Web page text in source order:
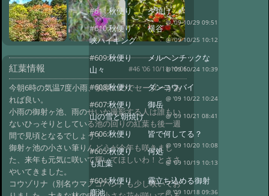
紅葉情報 #46 '06 10/11 10:06
今朝6時の気温7度小雨、肌寒いのでセーターがあ
れば良い。
小雨の御射ヶ池、雨のせいか撮影する人は誰もい
ないひっそりとしている池の回りの紅葉も後一週
間で見頃となるでしょう！
御射ヶ池の小さい筆りんどうが今年も咲きまし
た、来年も元気に咲いて輝いてほしいわ！とささ
やいてきました。
コウゾリナ（別名ウマノゴハン）も少し咲いてお
#611:秋便り 夕焼け
@ '09 10/29 09:51
#610:秋便り 横谷
峡ハイキング
@ '09 10/25 10:12
#609:秋便り メルヘンチックな
山々
@ '09 10/24 10:39
#608:秋便り ダンコウバイ
@ '09 10/22 10:24
#607:秋便り 御岳
山の雪と朝焼け
@ '09 10/21 08:41
#606:秋便り 皆で何してる？
@ '09 10/20 10:08
#605:秋便り 何処
も紅葉
@ '09 10/19 10:13
#604:秋便り 霧立ち込める御射
鹿池
@ '09 10/18 09:36